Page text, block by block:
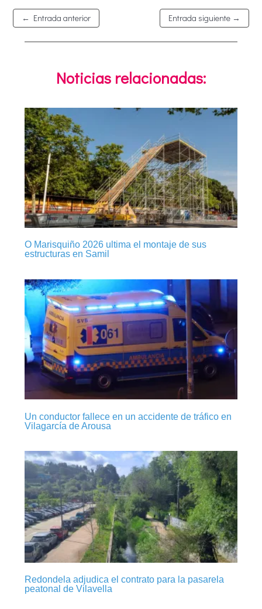
← Entrada anterior Entrada siguiente →
Noticias relacionadas:
O Marisquiño 2026 ultima el montaje de sus
estructuras en Samil
Un conductor fallece en un accidente de tráfico en
Vilagarcía de Arousa
Redondela adjudica el contrato para la pasarela
peatonal de Vilavella